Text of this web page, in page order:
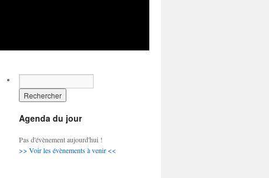
Agenda du jour
Pas d'évènement aujourd'hui !
>> Voir les évènements à venir <<